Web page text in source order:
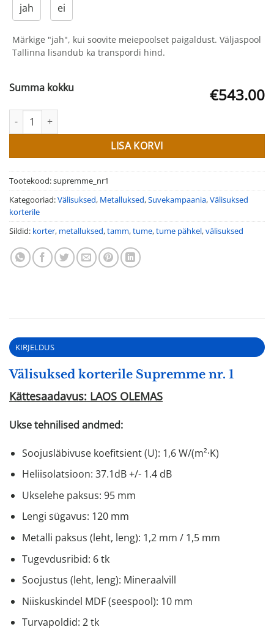
jah ei
Märkige "jah", kui soovite meiepoolset paigaldust. Väljaspool
Tallinna lisandub ka transpordi hind.
Summa kokku €543.00
Välisuksed korterile Supremme nr. 1 kogus
LISA KORVI
Tootekood:supremme_nr1
Kategooriad:Välisuksed, Metalluksed,Suvekampaania,Välisuksed
korterile
Sildid: korter, metalluksed,tamm,tume,tume pähkel,välisuksed
KIRJELDUS
Välisuksed korterile Supremme nr. 1
Kättesaadavus: LAOS OLEMAS
Ukse tehnilised andmed:
Soojusläbivuse koefitsient (U): 1,6 W/(m²·K)
Heliisolatsioon: 37.1dB +/- 1.4 dB
Ukselehe paksus: 95 mm
Lengi sügavus: 120 mm
Metalli paksus (leht, leng): 1,2 mm / 1,5 mm
Tugevdusribid: 6 tk
Soojustus (leht, leng): Mineraalvill
Niiskuskindel MDF (seespool): 10 mm
Turvapoldid: 2 tk